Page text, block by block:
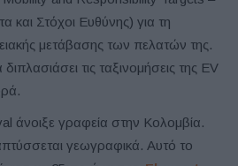
και Στόχοι Ευθύνης) για τη
μετάβασης των πελατών της.
τις ταξινομήσεις της EV
άνοιξε γραφεία στην Κολομβία.
γεωγραφικά. Αυτό το